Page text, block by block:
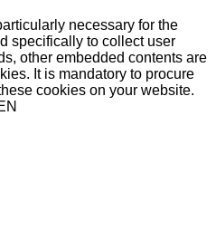
necessary for the
specifically to collect user
other embedded contents are
It is mandatory to procure
cookies on your website.